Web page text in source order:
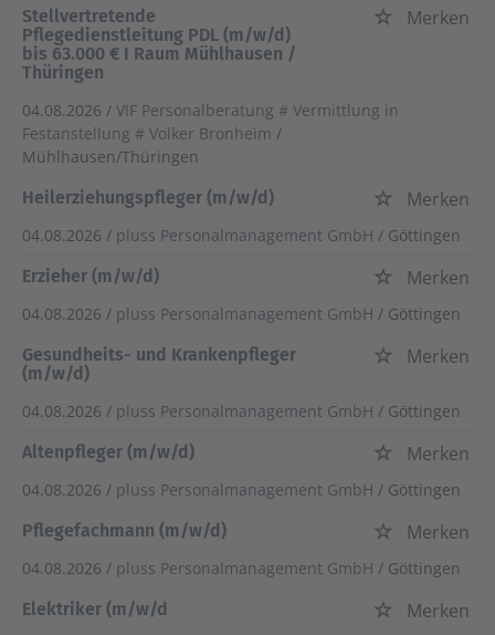
Stellvertretende
Pflegedienstleitung PDL (m/w/d)
bis 63.000 € I Raum Mühlhausen /
Thüringen
Merken
04.08.2026 / VIF Personalberatung # Vermittlung in
Festanstellung # Volker Bronheim /
Mühlhausen/Thüringen
Heilerziehungspfleger (m/w/d)
Merken
04.08.2026 / pluss Personalmanagement GmbH / Göttingen
Erzieher (m/w/d)
Merken
04.08.2026 / pluss Personalmanagement GmbH / Göttingen
Gesundheits- und Krankenpfleger
(m/w/d)
Merken
04.08.2026 / pluss Personalmanagement GmbH / Göttingen
Altenpfleger (m/w/d)
Merken
04.08.2026 / pluss Personalmanagement GmbH / Göttingen
Pflegefachmann (m/w/d)
Merken
04.08.2026 / pluss Personalmanagement GmbH / Göttingen
Elektriker (m/w/d
Merken